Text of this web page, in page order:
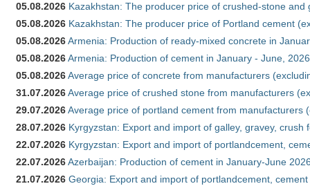
05.08.2026 Kazakhstan: The producer price of crushed-stone and
05.08.2026 Kazakhstan: The producer price of Portland cement
05.08.2026Armenia: Production of ready-mixed concrete in
05.08.2026Armenia: Production of cement in January - June, 2026
05.08.2026Average price of concrete from manufacturers
31.07.2026Average price of crushed stone from manufacturers
29.07.2026Average price of portland cement from manufacturers
28.07.2026 Kyrgyzstan: Export and import of galley, gravey,
22.07.2026 Kyrgyzstan: Export and import of portlandcement,
22.07.2026Azerbaijan: Production of cement in January-June
21.07.2026 Georgia: Export and import of portlandcement,